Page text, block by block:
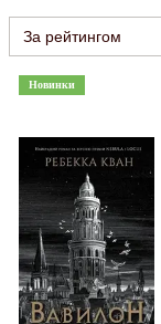
За рейтингом
Новинки